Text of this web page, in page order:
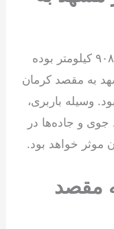
به طور کلی مسافت مشهد تا کرمان ۹۰۸ کیلومتر بوده
به مقصد کرمان
خواهد بود. وسیله باربری،
جوی و جاده‌ها در
موثر خواهد بود.
مقصد